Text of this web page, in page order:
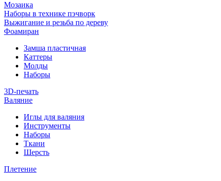
Мозаика
Наборы в технике пэчворк
Выжигание и резьба по дереву
Фоамиран
Замша пластичная
Каттеры
Молды
Наборы
3D-печать
Валяние
Иглы для валяния
Инструменты
Наборы
Ткани
Шерсть
Плетение